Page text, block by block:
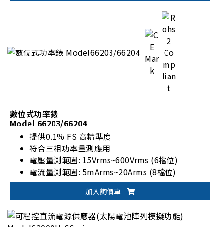
數位式功率錶
Model 66203/66204
提供0.1% FS 高精準度
符合三相功率量測應用
電壓量測範圍: 15Vrms~600Vrms (6檔位)
電流量測範圍: 5mArms~20Arms (8檔位)
支援1P2W、1P3W、3P3W、3V3A、3P4W接線模
加入詢價車